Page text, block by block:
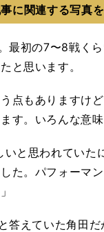
に関連する写真
最初の7〜8戦く
と思います。
点もありますけ
す。いろんな意
と思われていた
た。パフォーマ
えていた角田